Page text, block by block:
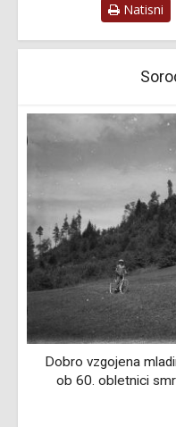
Natisni
Dobro vzgojena
ob 60. obletnici